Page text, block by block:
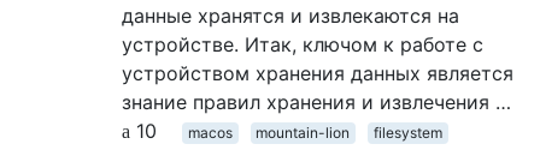
данные хранятся и извлекаются на
устройстве. Итак, ключом к работе с
устройством хранения данных является
знание правил хранения и извлечения …
10
macos mountain-lion filesystem